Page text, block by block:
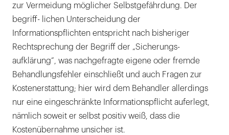
zur Vermeidung möglicher Selbstgefährdung. Der
begriff- lichen Unterscheidung der
Informationspflichten entspricht nach bisheriger
Rechtsprechung der Begriff der „Sicherungs-
aufklärung“, was nachgefragte eigene oder fremde
Behandlungsfehler einschließt und auch Fragen zur
Kostenerstattung; hier wird dem Behandler allerdings
nur eine eingeschränkte Informationspflicht auferlegt,
nämlich soweit er selbst positiv weiß, dass die
Kostenübernahme unsicher ist.